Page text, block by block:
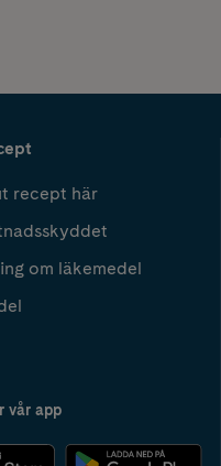
recept här
om läkemedel
vår app